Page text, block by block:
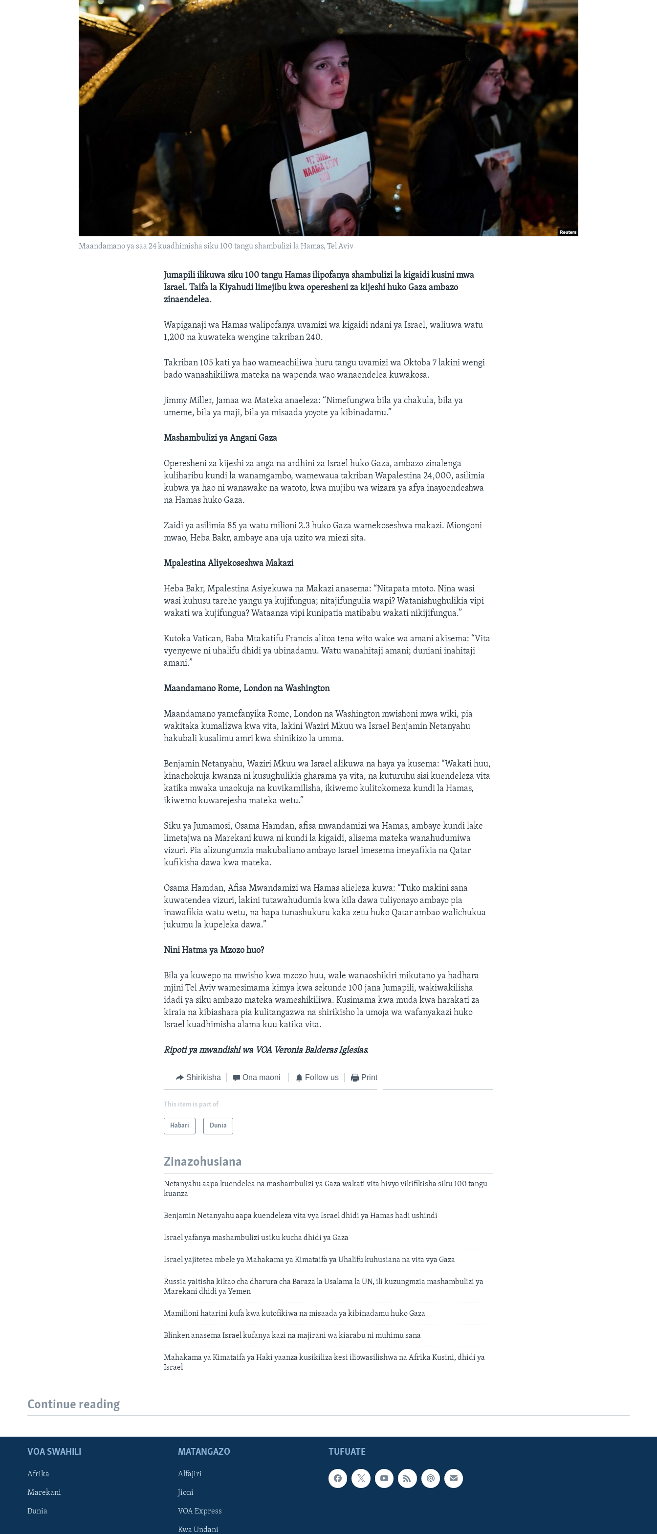
Maandamano ya saa 24 kuadhimisha siku 100 tangu shambulizi la Hamas, Tel Aviv
Jumapili ilikuwa siku 100 tangu Hamas ilipofanya shambulizi la kigaidi kusini mwa
Israel. Taifa la Kiyahudi limejibu kwa operesheni za kijeshi huko Gaza ambazo
zinaendelea.
Wapiganaji wa Hamas walipofanya uvamizi wa kigaidi ndani ya Israel, waliuwa watu
1,200 na kuwateka wengine takriban 240.
Takriban 105 kati ya hao wameachiliwa huru tangu uvamizi wa Oktoba 7 lakini wengi
bado wanashikiliwa mateka na wapenda wao wanaendelea kuwakosa.
Jimmy Miller, Jamaa wa Mateka anaeleza: “Nimefungwa bila ya chakula, bila ya
umeme, bila ya maji, bila ya misaada yoyote ya kibinadamu.”
Mashambulizi ya Angani Gaza
Operesheni za kijeshi za anga na ardhini za Israel huko Gaza, ambazo zinalenga
kuliharibu kundi la wanamgambo, wamewaua takriban Wapalestina 24,000, asilimia
kubwa ya hao ni wanawake na watoto, kwa mujibu wa wizara ya afya inayoendeshwa
na Hamas huko Gaza.
Zaidi ya asilimia 85 ya watu milioni 2.3 huko Gaza wamekoseshwa makazi. Miongoni
mwao, Heba Bakr, ambaye ana uja uzito wa miezi sita.
Mpalestina Aliyekoseshwa Makazi
Heba Bakr, Mpalestina Asiyekuwa na Makazi anasema: “Nitapata mtoto. Nina wasi
wasi kuhusu tarehe yangu ya kujifungua; nitajifungulia wapi? Watanishughulikia vipi
wakati wa kujifungua? Wataanza vipi kunipatia matibabu wakati nikijifungua.”
Kutoka Vatican, Baba Mtakatifu Francis alitoa tena wito wake wa amani akisema: “Vita
vyenyewe ni uhalifu dhidi ya ubinadamu. Watu wanahitaji amani; duniani inahitaji
amani.”
Maandamano Rome, London na Washington
Maandamano yamefanyika Rome, London na Washington mwishoni mwa wiki, pia
wakitaka kumalizwa kwa vita, lakini Waziri Mkuu wa Israel Benjamin Netanyahu
hakubali kusalimu amri kwa shinikizo la umma.
Benjamin Netanyahu, Waziri Mkuu wa Israel alikuwa na haya ya kusema: “Wakati huu,
kinachokuja kwanza ni kusughulikia gharama ya vita, na kuturuhu sisi kuendeleza vita
katika mwaka unaokuja na kuvikamilisha, ikiwemo kulitokomeza kundi la Hamas,
ikiwemo kuwarejesha mateka wetu.”
Siku ya Jumamosi, Osama Hamdan, afisa mwandamizi wa Hamas, ambaye kundi lake
limetajwa na Marekani kuwa ni kundi la kigaidi, alisema mateka wanahudumiwa
vizuri. Pia alizungumzia makubaliano ambayo Israel imesema imeyafikia na Qatar
kufikisha dawa kwa mateka.
Osama Hamdan, Afisa Mwandamizi wa Hamas alieleza kuwa: “Tuko makini sana
kuwatendea vizuri, lakini tutawahudumia kwa kila dawa tuliyonayo ambayo pia
inawafikia watu wetu, na hapa tunashukuru kaka zetu huko Qatar ambao walichukua
jukumu la kupeleka dawa.”
Nini Hatma ya Mzozo huo?
Bila ya kuwepo na mwisho kwa mzozo huu, wale wanaoshikiri mikutano ya hadhara
mjini Tel Aviv wamesimama kimya kwa sekunde 100 jana Jumapili, wakiwakilisha
idadi ya siku ambazo mateka wameshikiliwa. Kusimama kwa muda kwa harakati za
kiraia na kibiashara pia kulitangazwa na shirikisho la umoja wa wafanyakazi huko
Israel kuadhimisha alama kuu katika vita.
Ripoti ya mwandishi wa VOA Veronia Balderas Iglesias.
Shirikisha Ona maoni Follow us Print
This item is part of
Habari Dunia
Zinazohusiana
Netanyahu aapa kuendelea na mashambulizi ya Gaza wakati vita hivyo vikifikisha siku 100 tangu
kuanza
Benjamin Netanyahu aapa kuendeleza vita vya Israel dhidi ya Hamas hadi ushindi
Israel yafanya mashambulizi usiku kucha dhidi ya Gaza
Israel yajitetea mbele ya Mahakama ya Kimataifa ya Uhalifu kuhusiana na vita vya Gaza
Russia yaitisha kikao cha dharura cha Baraza la Usalama la UN, ili kuzungmzia mashambulizi ya
Marekani dhidi ya Yemen
Mamilioni hatarini kufa kwa kutofikiwa na misaada ya kibinadamu huko Gaza
Blinken anasema Israel kufanya kazi na majirani wa kiarabu ni muhimu sana
Mahakama ya Kimataifa ya Haki yaanza kusikiliza kesi iliowasilishwa na Afrika Kusini, dhidi ya
Israel
Continue reading
TUFUATE
VOA SWAHILI
Afrika
Marekani
Dunia
MATANGAZO
Alfajiri
Jioni
VOA Express
Kwa Undani